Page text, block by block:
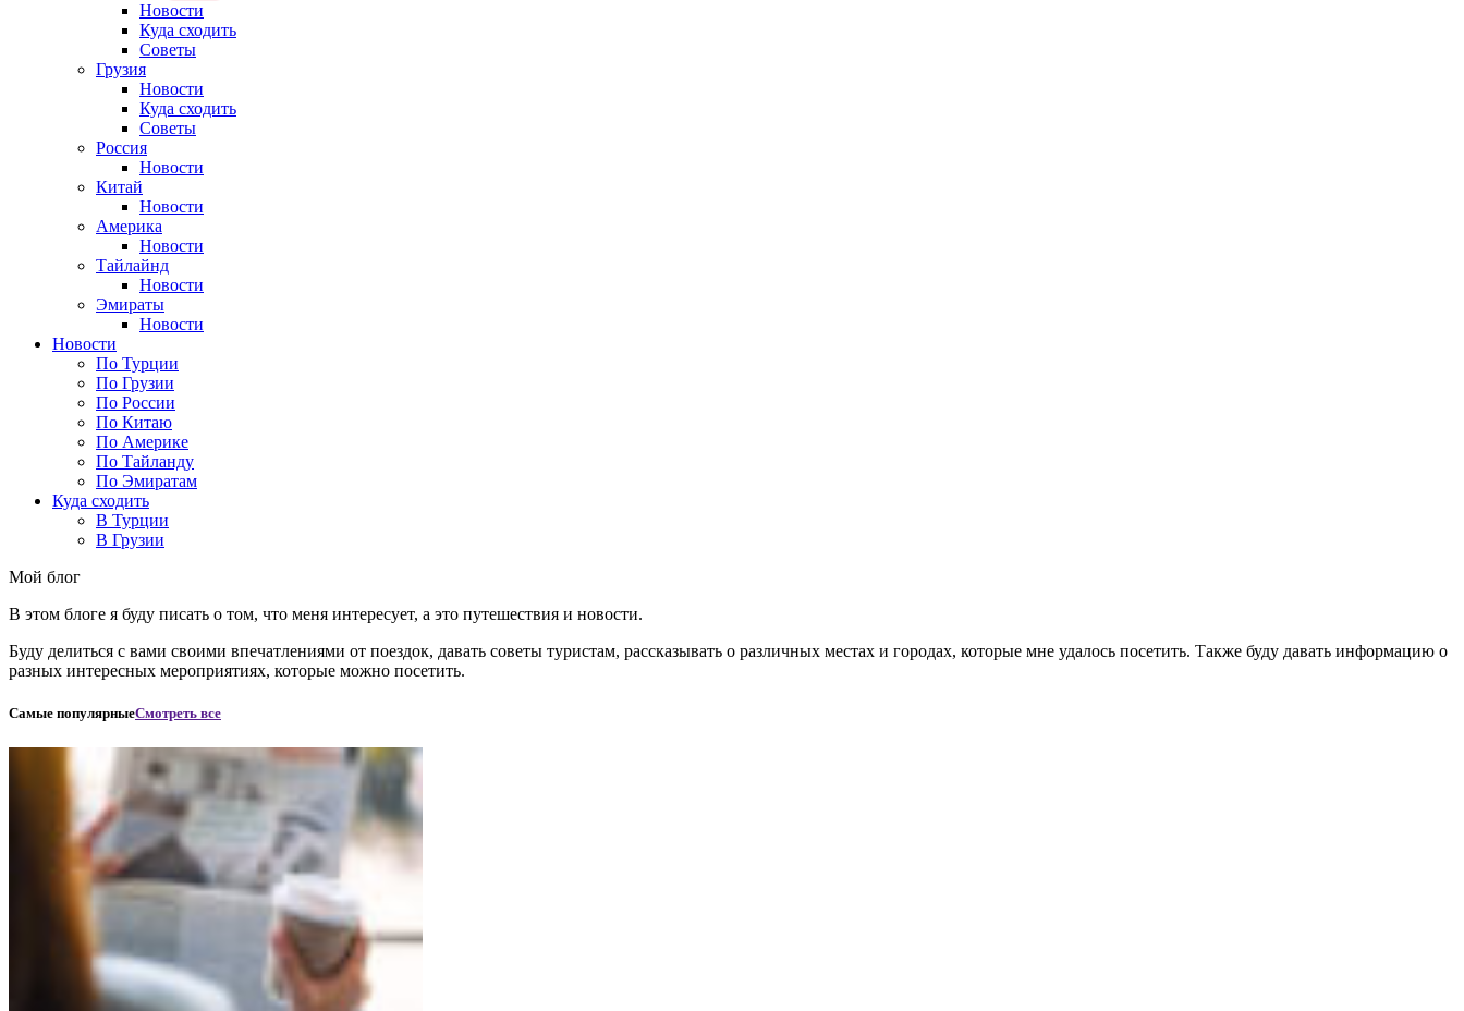
Новости
Куда сходить
Советы
Грузия
Новости
Куда сходить
Советы
Россия
Новости
Китай
Новости
Америка
Новости
Тайлайнд
Новости
Эмираты
Новости
Новости
По Турции
По Грузии
По России
По Китаю
По Америке
По Тайланду
По Эмиратам
Куда сходить
В Турции
В Грузии
Мой блог
В этом блоге я буду писать о том, что меня интересует, а это путешествия и новости.
Буду делиться с вами своими впечатлениями от поездок, давать советы туристам, рассказывать о различных местах и городах, которые мне удалось посетить. Также буду давать информацию о
разных интересных мероприятиях, которые можно посетить.
Самые популярныеСмотреть все